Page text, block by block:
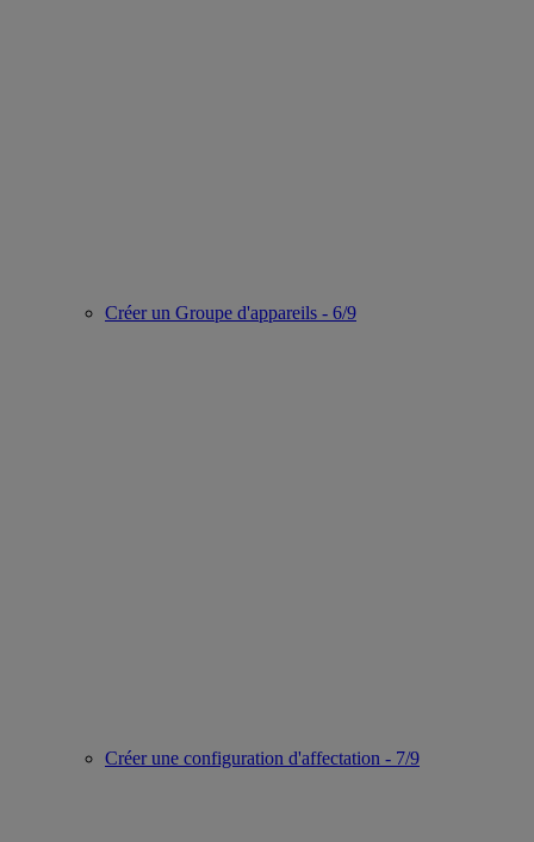
Créer un Groupe d'appareils - 6/9
Créer une configuration d'affectation - 7/9